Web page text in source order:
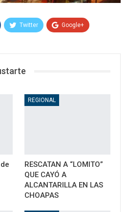
Twitter Google+
REGIONAL
RESCATAN A “LOMITO”
QUE CAYÓ A
ALCANTARILLA EN LAS
CHOAPAS